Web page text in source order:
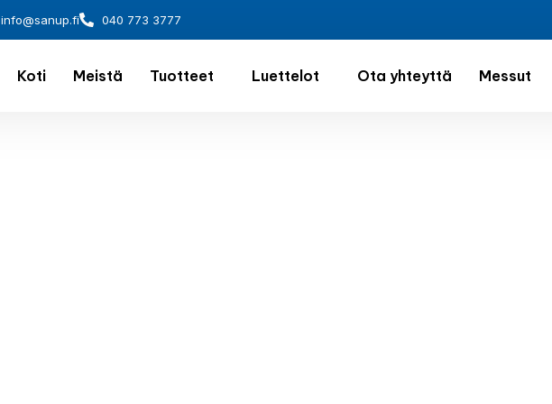
info@sanup.fi 040 773 3777
Koti Meistä Tuotteet Luettelot Ota yhteyttä Messut